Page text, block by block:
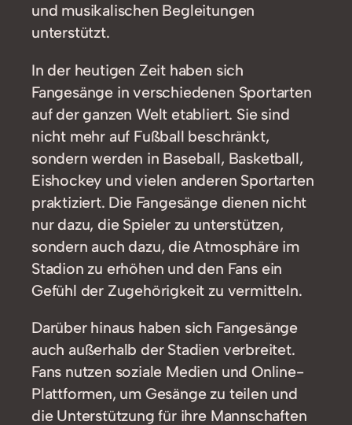
und musikalischen Begleitungen
unterstützt.
In der heutigen Zeit haben sich
Fangesänge in verschiedenen Sportarten
auf der ganzen Welt etabliert. Sie sind
nicht mehr auf Fußball beschränkt,
sondern werden in Baseball, Basketball,
Eishockey und vielen anderen Sportarten
praktiziert. Die Fangesänge dienen nicht
nur dazu, die Spieler zu unterstützen,
sondern auch dazu, die Atmosphäre im
Stadion zu erhöhen und den Fans ein
Gefühl der Zugehörigkeit zu vermitteln.
Darüber hinaus haben sich Fangesänge
auch außerhalb der Stadien verbreitet.
Fans nutzen soziale Medien und Online-
Plattformen, um Gesänge zu teilen und
die Unterstützung für ihre Mannschaften